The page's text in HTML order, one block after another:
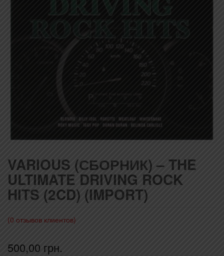
VARIOUS (СБОРНИК) – THE
ULTIMATE DRIVING ROCK
HITS (2CD) (IMPORT)
(0 отзывов клиентов)
500,00 грн.